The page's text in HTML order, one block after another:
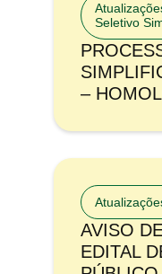
Seletivo
–
AVISO
EDITAL